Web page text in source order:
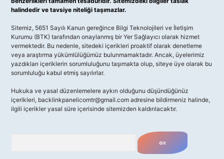
halindedir ve tavsiye niteliği taşımazlar.
Sitemiz, 5651 Sayılı Kanun gereğince Bilgi Teknolojileri ve İletişim
Kurumu (BTK) tarafından onaylanmış bir Yer Sağlayıcı olarak hizmet
vermektedir. Bu nedenle, sitedeki içerikleri proaktif olarak denetleme
veya araştırma yükümlülüğümüz bulunmamaktadır. Ancak, üyelerimiz
yazdıkları içeriklerin sorumluluğunu taşımakta olup, siteye üye olarak bu
sorumluluğu kabul etmiş sayılırlar.
Hukuka ve yasal düzenlemelere aykırı olduğunu düşündüğünüz
içerikleri, backlinkpanelicomtr@gmail.com adresine bildirmeniz halinde,
ilgili içerikler yasal süre içerisinde sitemizden kaldırılacaktır.